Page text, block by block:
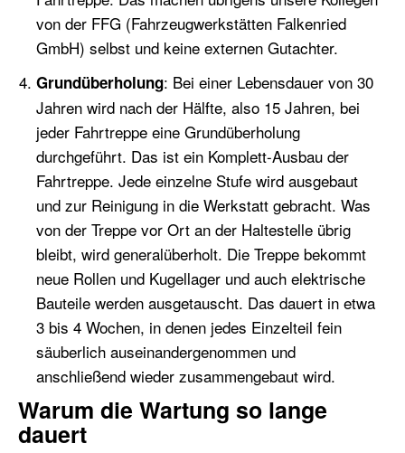
von der FFG (Fahrzeugwerkstätten Falkenried
GmbH) selbst und keine externen Gutachter.
Grundüberholung: Bei einer Lebensdauer von 30
Jahren wird nach der Hälfte, also 15 Jahren, bei
jeder Fahrtreppe eine Grundüberholung
durchgeführt. Das ist ein Komplett-Ausbau der
Fahrtreppe. Jede einzelne Stufe wird ausgebaut
und zur Reinigung in die Werkstatt gebracht. Was
von der Treppe vor Ort an der Haltestelle übrig
bleibt, wird generalüberholt. Die Treppe bekommt
neue Rollen und Kugellager und auch elektrische
Bauteile werden ausgetauscht. Das dauert in etwa
3 bis 4 Wochen, in denen jedes Einzelteil fein
säuberlich auseinandergenommen und
anschließend wieder zusammengebaut wird.
Warum die Wartung so lange
dauert